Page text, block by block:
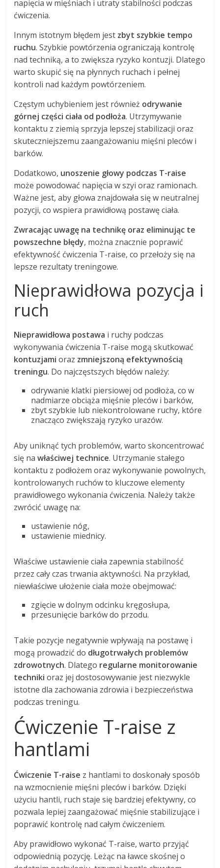
napięcia w mięśniach i utraty stabilności podczas
ćwiczenia.
Innym istotnym błędem jest zbyt szybkie tempo
ruchu. Szybkie powtórzenia ograniczają kontrolę
nad techniką, a to zwiększa ryzyko kontuzji. Dlatego
warto skupić się na płynnych ruchach i pełnej
kontroli nad każdym powtórzeniem.
Częstym uchybieniem jest również odrywanie
górnej części ciała od podłoża. Utrzymywanie
kontaktu z ziemią sprzyja lepszej stabilizacji oraz
skuteczniejszemu zaangażowaniu mięśni pleców i
barków.
Dodatkowo, unoszenie głowy podczas T-raise
może powodować napięcia w szyi oraz ramionach.
Ważne jest, aby głowa znajdowała się w neutralnej
pozycji, co wspiera prawidłową postawę ciała.
Zwracając uwagę na technikę oraz eliminując te
powszechne błędy, można znacznie poprawić
efektywność ćwiczenia T-raise, co przełoży się na
lepsze rezultaty treningowe.
Nieprawidłowa pozycja i
ruch
Nieprawidłowa postawa i ruchy podczas
wykonywania ćwiczenia T-raise mogą skutkować
kontuzjami oraz zmniejszoną efektywnością
treningu. Do najczęstszych błędów należy:
odrywanie klatki piersiowej od podłoża, co w
nadmiarze obciąża mięśnie pleców i barków,
zbyt szybkie lub niekontrolowane ruchy, które
znacząco zwiększają ryzyko urazów.
Aby uniknąć tych problemów, warto skoncentrować
się nawłaściwej technice. Utrzymanie stałego
kontaktu z podłożem oraz wykonywanie powolnych,
kontrolowanych ruchów to kluczowe elementy
prawidłowego wykonania ćwiczenia. Należy także
zwrócić uwagę na:
ustawienie nóg,
ustawienie miednicy.
Właściwe ustawienie ciała zapewnia stabilność
przez cały czas trwania aktywności. Na przykład,
niewłaściwe ułożenie ciała może obejmować:
zgięcie w dolnym odcinku kręgosłupa,
przesunięcie barków do przodu.
Takie pozycje negatywnie wpływają na postawę i
mogą prowadzić do długotrwałych problemów
zdrowotnych. Dlatego regularne monitorowanie
techniki oraz jej dostosowywanie jest niezwykle
istotne dla zachowania zdrowia i bezpieczeństwa
podczas treningu.
Ćwiczenie T-raise z
hantlami
Ćwiczenie T-raise z hantlami to doskonały sposób
na wzmocnienie mięśni pleców i barków. Dzięki
użyciu hantli, ruch staje się bardziej efektywny, co
pozwala lepiej zaangażować mięśnie stabilizujące i
poprawić kontrolę nad całym ćwiczeniem.
Aby prawidłowo wykonać T-raise, warto przyjąć
odpowiednią pozycję. Leżąc na ławce skośnej o